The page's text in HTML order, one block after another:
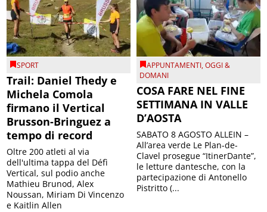
SPORT
Trail: Daniel Thedy e
Michela Comola
firmano il Vertical
Brusson-Bringuez a
tempo di record
Oltre 200 atleti al via
dell'ultima tappa del Défì
Vertical, sul podio anche
Mathieu Brunod, Alex
Noussan, Miriam Di Vincenzo
e Kaitlin Allen
APPUNTAMENTI,OGGI &
DOMANI
COSA FARE NEL FINE
SETTIMANA IN VALLE
D’AOSTA
SABATO 8 AGOSTO ALLEIN –
All’area verde Le Plan-de-
Clavel prosegue “ItinerDante”,
le letture dantesche, con la
partecipazione di Antonello
Pistritto (...